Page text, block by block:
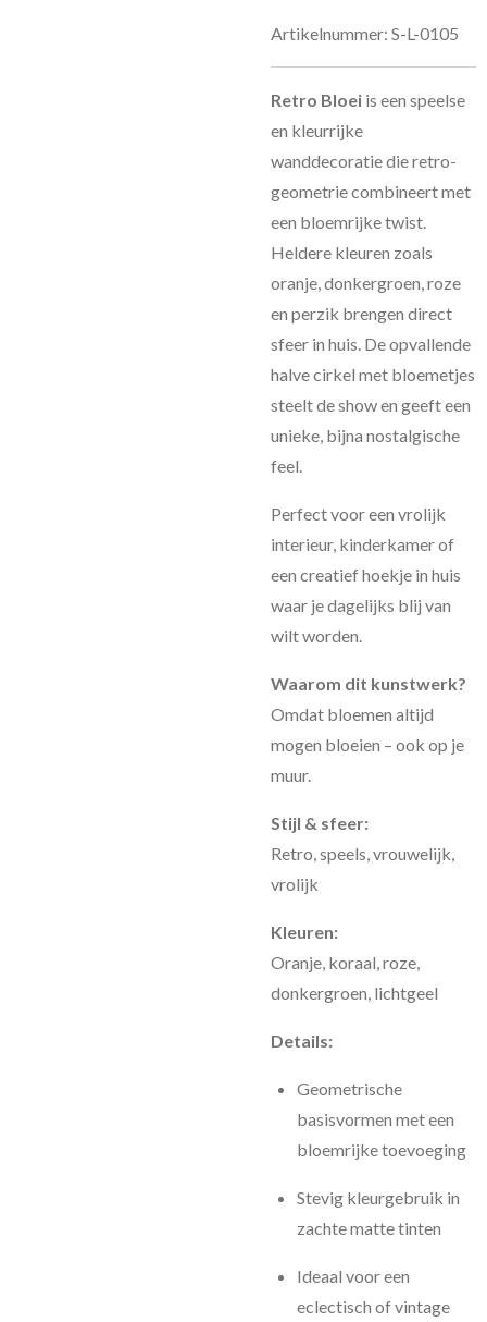
Artikelnummer: S-L-0105
Retro Bloei is een speelse
en kleurrijke
wanddecoratie die retro-
geometrie combineert met
een bloemrijke twist.
Heldere kleuren zoals
oranje, donkergroen, roze
en perzik brengen direct
sfeer in huis. De opvallende
halve cirkel met bloemetjes
steelt de show en geeft een
unieke, bijna nostalgische
feel.
Perfect voor een vrolijk
interieur, kinderkamer of
een creatief hoekje in huis
waar je dagelijks blij van
wilt worden.
Waarom dit kunstwerk?
Omdat bloemen altijd
mogen bloeien – ook op je
muur.
Stijl & sfeer:
Retro, speels, vrouwelijk,
vrolijk
Kleuren:
Oranje, koraal, roze,
donkergroen, lichtgeel
Details:
Geometrische
basisvormen met een
bloemrijke toevoeging
Stevig kleurgebruik in
zachte matte tinten
Ideaal voor een
eclectisch of vintage